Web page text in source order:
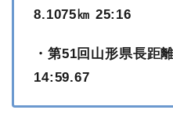
8.1075㎞ 25:16
・第51回山形県長距
14:59.67